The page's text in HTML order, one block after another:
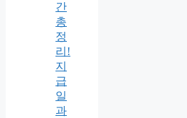
간
총
정
리!
지
급
일
과